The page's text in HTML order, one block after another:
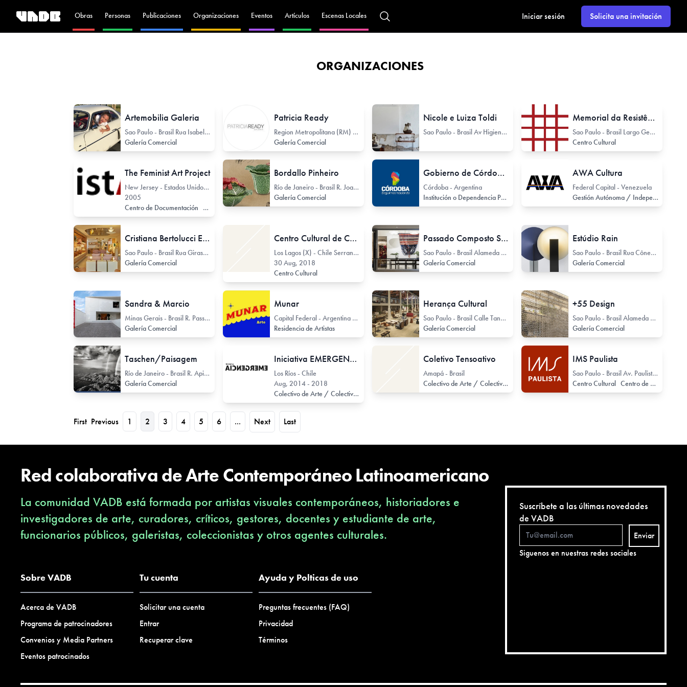
Obras Personas Publicaciones Organizaciones Eventos Artículos Escenas Locales Iniciar sesión Solicita una invitación
ORGANIZACIONES
Artemobilia Galeria
Sao Paulo - Brasil Rua Isabel de Castela 237
Galería Comercial
Patricia Ready
Region Metropolitana (RM) - Chile Espoz 3125
Galería Comercial
Nicole e Luiza Toldi
Sao Paulo - Brasil Av Higienópolis 604
Memorial da Resistência de São Paulo
Sao Paulo - Brasil Largo General Osório 66
Centro Cultural
The Feminist Art Project
New Jersey - Estados Unidos 640 Bartholomew Road, #125A, Piscataway
2005
Centro de Documentación
Colectivo de Arte / Colectivo de Artistas Universidad
Bordallo Pinheiro
Río de Janeiro - Brasil R. Joaquim Nabuco 170 - 602
Galería Comercial
Gobierno de Córdoba - Arg.
Córdoba - Argentina
Institución o Dependencia Pública / Estatal o Provincial
AWA Cultura
Federal Capital - Venezuela
Gestión Autónoma / Independiente
Cristiana Bertolucci Estúdio
Sao Paulo - Brasil Rua Girassol 125
Galería Comercial
Centro Cultural de Castro
Los Lagos (X) - Chile Serrano 329
30 Aug, 2018
Centro Cultural
Passado Composto Século XX
Sao Paulo - Brasil Alameda Lorena 1996
Galería Comercial
Estúdio Rain
Sao Paulo - Brasil Rua Cônego Vicente Miguel Marino 424
Galería Comercial
Sandra & Marcio
Minas Gerais - Brasil R. Passa Tempo 477
Galería Comercial
Munar
Capital Federal - Argentina Av. Don Pedro de Mendoza 1555
Residencia de Artistas
Herança Cultural
Sao Paulo - Brasil Calle Tannery 274
Galería Comercial
+55 Design
Sao Paulo - Brasil Alameda Gabriel Monteiro da Silva 2798
Galería Comercial
Taschen/Paisagem
Río de Janeiro - Brasil R. Apiai 34
Galería Comercial
Iniciativa EMERGENCIA
Los Ríos - Chile
Aug, 2014 - 2018
Colectivo de Arte / Colectivo de Artistas
Coletivo Tensoativo
Amapá - Brasil
Colectivo de Arte / Colectivo de Artistas
IMS Paulista
Sao Paulo - Brasil Av. Paulista 2424
Centro Cultural Centro de Documentación
First Previous 1 2 3 4 5 6 ... Next Last
Red colaborativa de Arte Contemporáneo Latinoamericano
La comunidad VADB está formada por artistas visuales contemporáneos, historiadores e
investigadores de arte, curadores, críticos, gestores, docentes y estudiante de arte,
funcionarios públicos, galeristas, coleccionistas y otros agentes culturales.
Sobre VADB
Acerca de VADB
Programa de patrocinadores
Convenios y Media Partners
Eventos patrocinados
Tu cuenta
Solicitar una cuenta
Entrar
Recuperar clave
Ayuda y Polticas de uso
Preguntas frecuentes (FAQ)
Privacidad
Términos
Suscríbete a las últimas novedades
de VADB
Enviar
Siguenos en nuestras redes sociales